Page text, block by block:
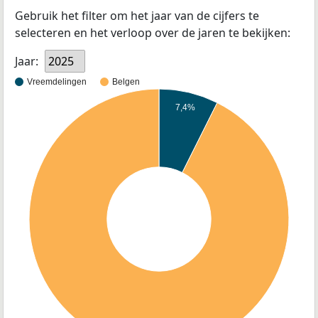
Gebruik het filter om het jaar van de cijfers te
selecteren en het verloop over de jaren te bekijken:
Jaar:
2025
Vreemdelingen Belgen
7,4%